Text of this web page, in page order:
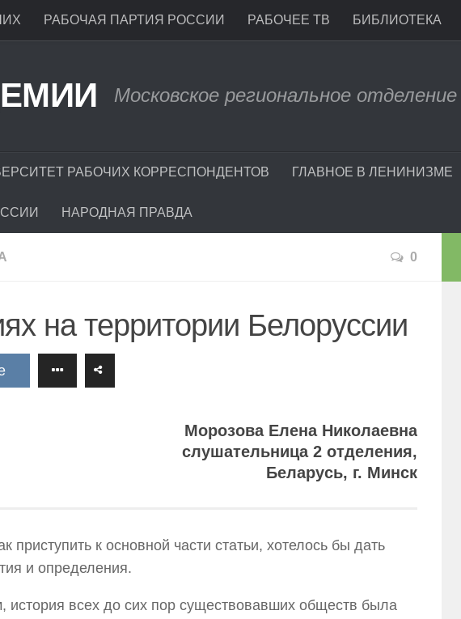
РАБОЧАЯ ПАРТИЯ РОССИИ РАБОЧЕЕ ТВ БИБЛИОТЕКА
Московское региональное отделение
РАБОЧИХ КОРРЕСПОНДЕНТОВ ГЛАВНОЕ В ЛЕНИНИЗМЕ
НАРОДНАЯ ПРАВДА
0
на территории Белоруссии
Морозова Елена Николаевна
слушательница 2 отделения,
Беларусь, г. Минск
приступить к основной части статьи, хотелось бы дать
и определения.
история всех до сих пор существовавших обществ была